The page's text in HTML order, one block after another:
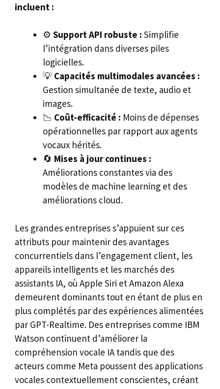
incluent :
⚙️ Support API robuste : Simplifie
l’intégration dans diverses piles
logicielles.
💡 Capacités multimodales avancées :
Gestion simultanée de texte, audio et
images.
📉 Coût-efficacité : Moins de dépenses
opérationnelles par rapport aux agents
vocaux hérités.
🔄 Mises à jour continues :
Améliorations constantes via des
modèles de machine learning et des
améliorations cloud.
Les grandes entreprises s’appuient sur ces
attributs pour maintenir des avantages
concurrentiels dans l’engagement client, les
appareils intelligents et les marchés des
assistants IA, où Apple Siri et Amazon Alexa
demeurent dominants tout en étant de plus en
plus complétés par des expériences alimentées
par GPT-Realtime. Des entreprises comme IBM
Watson continuent d’améliorer la
compréhension vocale IA tandis que des
acteurs comme Meta poussent des applications
vocales contextuellement conscientes, créant